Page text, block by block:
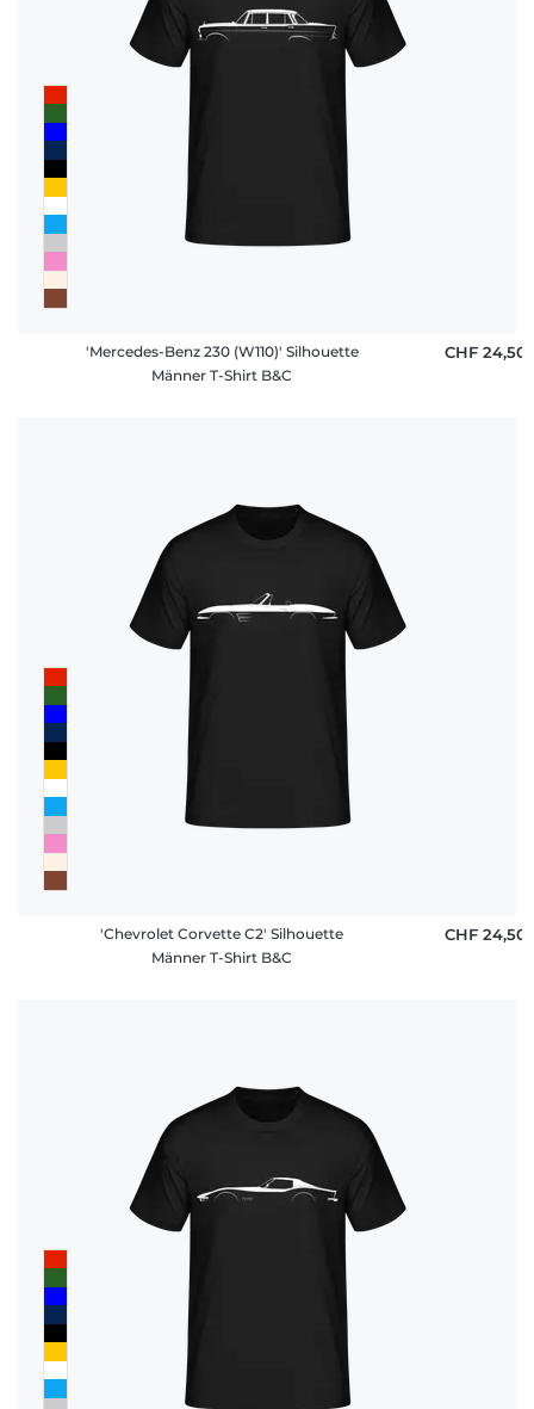
'Mercedes-Benz 230 (W110)' Silhouette
Männer T-Shirt B&C
CHF 24,50
'Chevrolet Corvette C2' Silhouette
Männer T-Shirt B&C
CHF 24,50